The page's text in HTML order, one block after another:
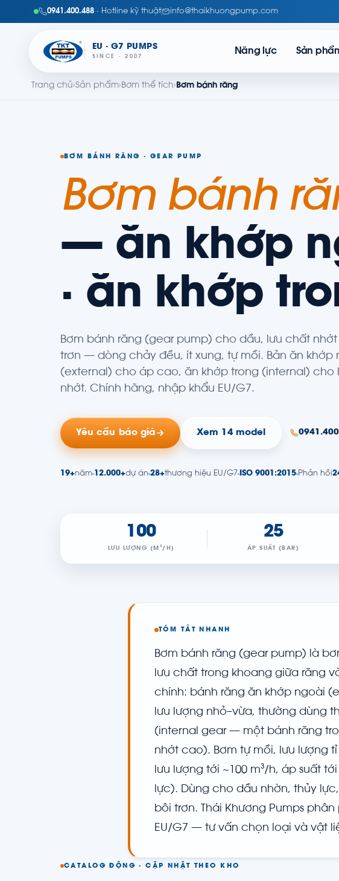
0941.400.488 · Hotline kỹ thuật info@thaikhuongpump.com
EU · G7 PUMPS
SINCE · 2007
Năng lực Sản
Trang chủ›Sản phẩm›Bơm thể tích›Bơm bánh răng
BƠM BÁNH RĂNG · GEAR PUMP
Bơm bánh
— ăn khớp
· ăn khớp
Bơm bánh răng (gear pump) cho dầu, lưu chất
trơn — dòng chảy đều, ít xung, tự mồi. Bản ăn khớp
(external) cho áp cao, ăn khớp trong (internal) cho
nhớt. Chính hãng, nhập khẩu EU/G7.
Yêu cầu báo giá Xem 14 model
19+năm 12.000+dự án 28+thương hiệu EU/G7 ISO 9001:2015 Phản hồi
100
LƯU LƯỢNG (M³/H)
25
ÁP SUẤT (BAR)
TÓM TẮT NHANH
Bơm bánh răng (gear pump) là
lưu chất trong khoang giữa răng
chính: bánh răng ăn khớp ngoài
lưu lượng nhỏ–vừa, thường dùng
(internal gear — một bánh răng
nhớt cao). Bơm tự mồi, lưu lượng
lưu lượng tới ~100 m³/h, áp suất
lực). Dùng cho dầu nhờn, thủy
bôi trơn. Thái Khương Pumps
EU/G7 — tư vấn chọn loại và vật
CATALOG ĐỘNG · CẬP NHẬT THEO KHO